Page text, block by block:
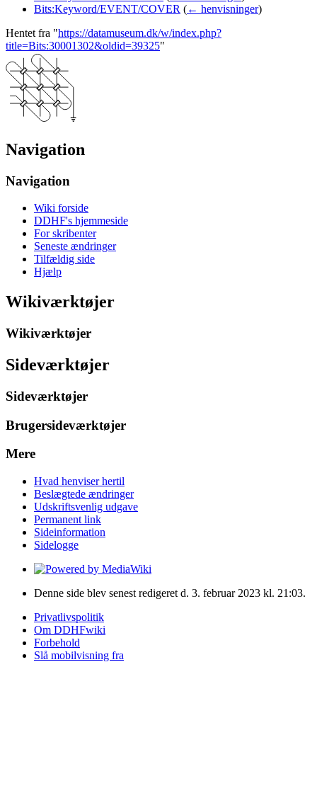
Bits:Keyword/EVENT/COVER (← henvisninger)
Hentet fra "https://datamuseum.dk/w/index.php?
title=Bits:30001302&oldid=39325"
Navigation
Navigation
Wiki forside
DDHF's hjemmeside
For skribenter
Seneste ændringer
Tilfældig side
Hjælp
Wikiværktøjer
Wikiværktøjer
Sideværktøjer
Sideværktøjer
Brugersideværktøjer
Mere
Hvad henviser hertil
Beslægtede ændringer
Udskriftsvenlig udgave
Permanent link
Sideinformation
Sidelogge
Denne side blev senest redigeret d. 3. februar 2023 kl. 21:03.
Privatlivspolitik
Om DDHFwiki
Forbehold
Slå mobilvisning fra